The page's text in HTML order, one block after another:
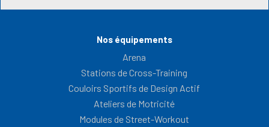
Nos équipements
Arena
Stations de Cross-Training
Couloirs Sportifs de Design Actif
Ateliers de Motricité
Modules de Street-Workout